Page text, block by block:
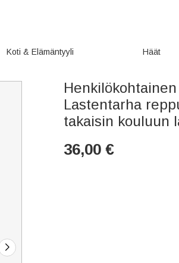
Koti & Elämäntyyli Häät
Lastentarha
takaisin kouluun
36,00 €